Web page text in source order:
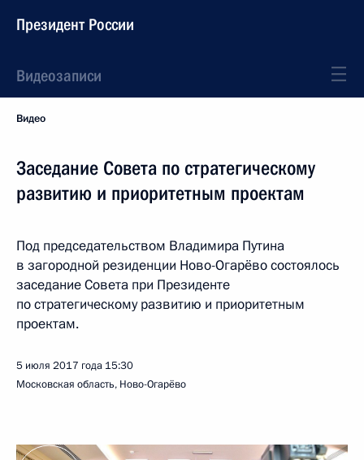
Президент России
Видеозаписи
Видео
Заседание Совета по стратегическому
развитию и приоритетным проектам
Под председательством Владимира Путина
в загородной резиденции Ново-Огарёво состоялось
заседание Совета при Президенте
по стратегическому развитию и приоритетным
проектам.
5 июля 2017 года 15:30
Московская область, Ново-Огарёво